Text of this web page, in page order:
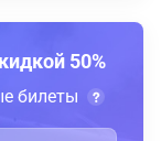
50%
билеты